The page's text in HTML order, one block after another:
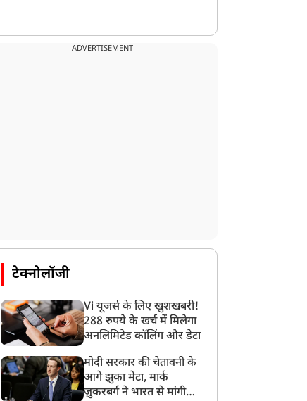
ADVERTISEMENT
टेक्नोलॉजी
Vi यूजर्स के लिए खुशखबरी!
288 रुपये के खर्च में मिलेगा
अनलिमिटेड कॉलिंग और डेटा
मोदी सरकार की चेतावनी के
आगे झुका मेटा, मार्क
ज़ुकरबर्ग ने भारत से मांगी